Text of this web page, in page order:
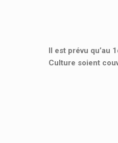
Il est prévu qu’au
Culture soient